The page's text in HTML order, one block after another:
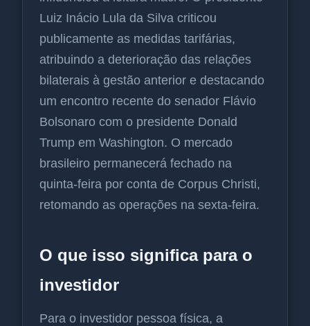
Luiz Inácio Lula da Silva criticou
publicamente as medidas tarifárias,
atribuindo a deterioração das relações
bilaterais à gestão anterior e destacando
um encontro recente do senador Flávio
Bolsonaro com o presidente Donald
Trump em Washington. O mercado
brasileiro permanecerá fechado na
quinta-feira por conta de Corpus Christi,
retomando as operações na sexta-feira.
O que isso significa para o
investidor
Para o investidor pessoa física, a